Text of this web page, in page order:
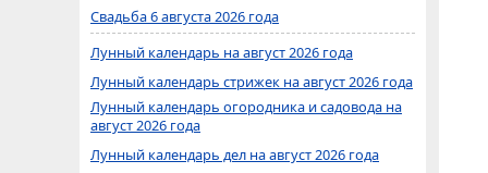
Свадьба 6 августа 2026 года
Лунный календарь на август 2026 года
Лунный календарь стрижек на август 2026 года
Лунный календарь огородника и садовода на
август 2026 года
Лунный календарь дел на август 2026 года